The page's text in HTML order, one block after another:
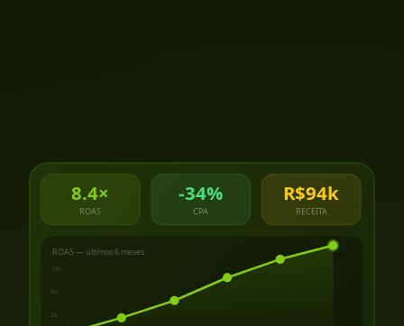
8.4×
ROAS
-34%
CPA
R$94k
RECEITA
ROAS — últimos 6 meses
10x
6x
2x